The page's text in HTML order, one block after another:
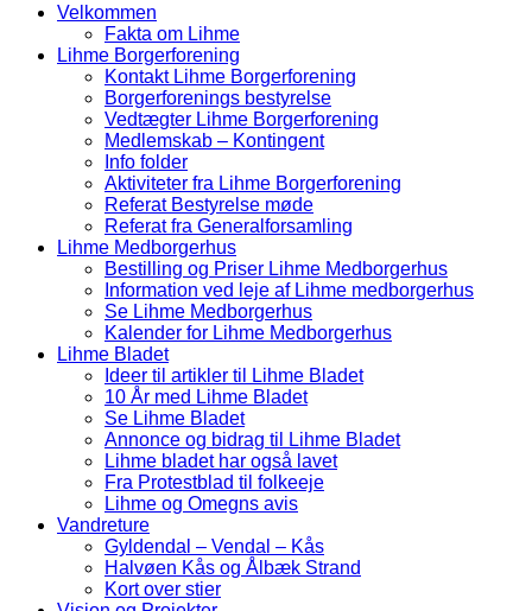
Velkommen
Fakta om Lihme
Lihme Borgerforening
Kontakt Lihme Borgerforening
Borgerforenings bestyrelse
Vedtægter Lihme Borgerforening
Medlemskab – Kontingent
Info folder
Aktiviteter fra Lihme Borgerforening
Referat Bestyrelse møde
Referat fra Generalforsamling
Lihme Medborgerhus
Bestilling og Priser Lihme Medborgerhus
Information ved leje af Lihme medborgerhus
Se Lihme Medborgerhus
Kalender for Lihme Medborgerhus
Lihme Bladet
Ideer til artikler til Lihme Bladet
10 År med Lihme Bladet
Se Lihme Bladet
Annonce og bidrag til Lihme Bladet
Lihme bladet har også lavet
Fra Protestblad til folkeeje
Lihme og Omegns avis
Vandreture
Gyldendal – Vendal – Kås
Halvøen Kås og Ålbæk Strand
Kort over stier